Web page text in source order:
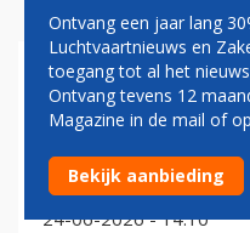
BOEING
TAAG Angola Airlines
naar Europa vliegen
24-06-2026 - 14:10
Ontvang een jaar lang
Luchtvaartnieuws en
toegang tot al het
Ontvang tevens 12
Magazine in de mail of
Bekijk aanbieding